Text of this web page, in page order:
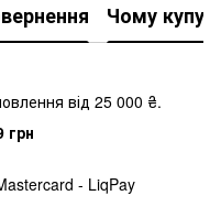
Чому
від 25 000 ₴.
грн
- LiqPay